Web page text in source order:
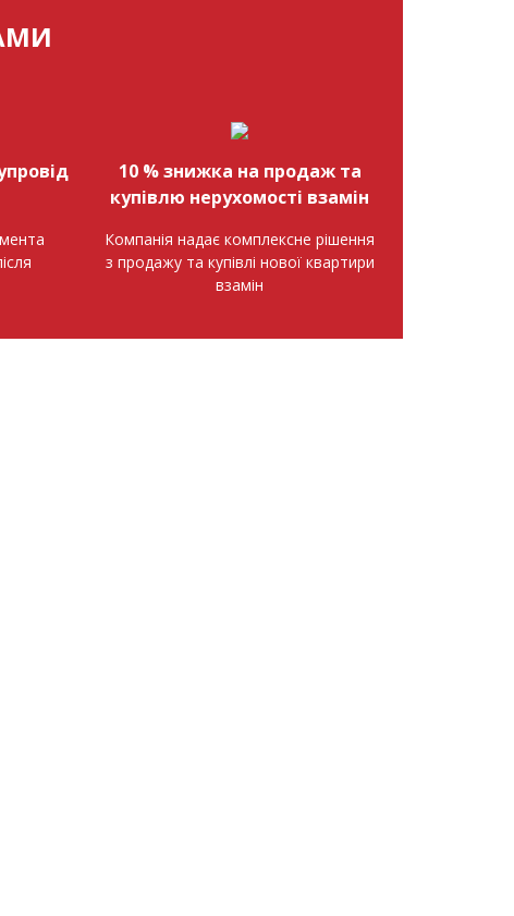
10 % знижка на продаж та
купівлю нерухомості взамін
Компанія надає комплексне рішення
з продажу та купівлі нової квартири
взамін